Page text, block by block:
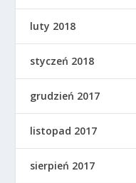
luty 2018
styczeń 2018
grudzień 2017
listopad 2017
sierpień 2017